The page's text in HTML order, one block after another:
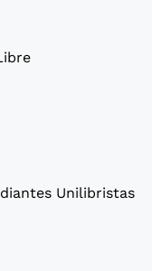
Unilibristas